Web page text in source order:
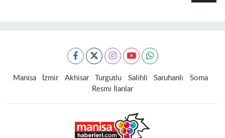
Manisa İzmir Akhisar Turgutlu Salihli Saruhanlı
Soma
Resmi İlanlar